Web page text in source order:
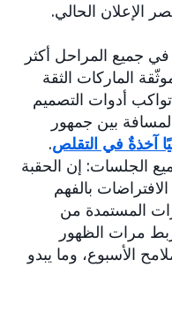
الإعلان الحالي.
جميع المراحل أكثر
الماركات الثقة
أدوات التصميم
بين جمهور
آخذةٌ في التقلص.
الجلسات: إن الحقبة
بالفهم
المستمدة من
مرات الظهور
الأسبوع، وما يبدو